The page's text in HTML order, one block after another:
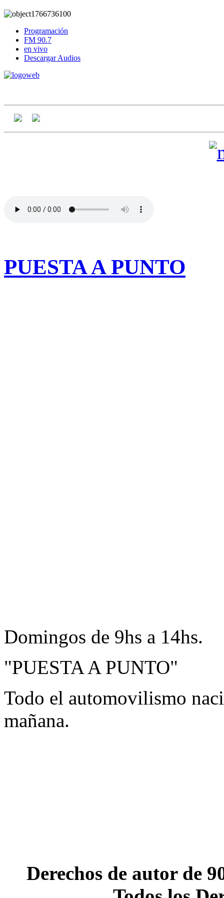
Programación
FM 90.7
en vivo
Descargar Audios
PUESTA A PUNTO
Domingos de 9hs a 14hs.
"PUESTA A PUNTO"
Todo el automovilismo
mañana.
Derechos de autor de